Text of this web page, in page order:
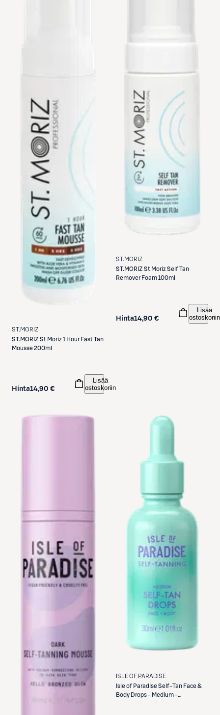
ST.MORIZ
ST.MORIZ St Moriz 1 Hour Fast Tan
Mousse 200ml
Hinta14,90 €
Lisää
ostoskoriin
ST.MORIZ
ST.MORIZ St Moriz Self Tan
Remover Foam 100ml
Hinta14,90 €
Lisää
ostoskoriin
ISLE OF PARADISE
Isle of ParadiseSelf-Tan Face &
Body Drops - Medium -